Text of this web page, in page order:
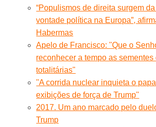
“Populismos de direita surgem
vontade política na Europa”,
Habermas
Apelo de Francisco: ''Que o
reconhecer a tempo as
totalitárias"
''A corrida nuclear inquieta o
exibições de força de Trump''
2017. Um ano marcado pelo
Trump